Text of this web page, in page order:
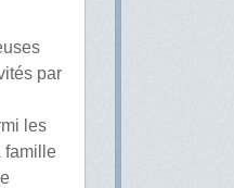
par
les
famille